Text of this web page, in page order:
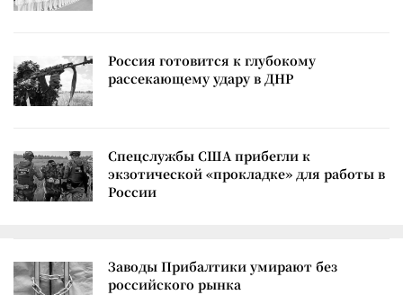
Россия готовится к глубокому
рассекающему удару в ДНР
Спецслужбы США прибегли к
экзотической «прокладке» для работы в
России
Заводы Прибалтики умирают без
российского рынка